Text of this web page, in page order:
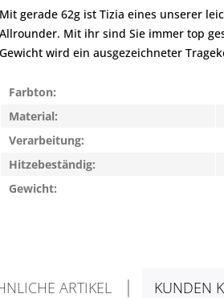
Mit gerade 62g ist Tizia eines unserer
Allrounder. Mit ihr sind Sie immer top
Gewicht wird ein ausgezeichneter
Farbton:
Material:
Verarbeitung:
Hitzebeständig:
Gewicht:
ARTIKEL KUNDEN